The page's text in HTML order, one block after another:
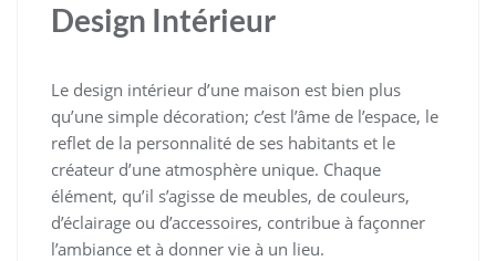
Design Intérieur
Le design intérieur d’une maison est bien plus
qu’une simple décoration; c’est l’âme de l’espace, le
reflet de la personnalité de ses habitants et le
créateur d’une atmosphère unique. Chaque
élément, qu’il s’agisse de meubles, de couleurs,
d’éclairage ou d’accessoires, contribue à façonner
l’ambiance et à donner vie à un lieu.